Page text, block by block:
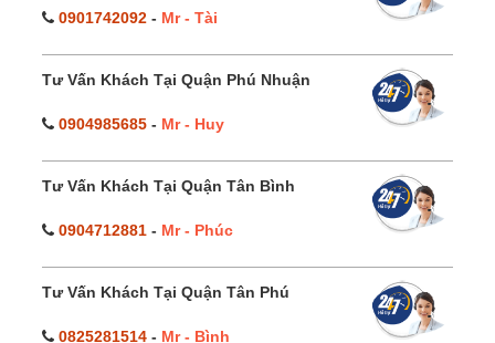
0901742092 - Mr - Tài
Tư Vấn Khách Tại Quận Phú Nhuận
0904985685 - Mr - Huy
Tư Vấn Khách Tại Quận Tân Bình
0904712881 - Mr - Phúc
Tư Vấn Khách Tại Quận Tân Phú
0825281514 - Mr - Bình